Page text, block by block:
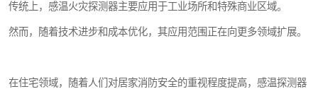
传统上，感温火灾探测器主要应用于工业场所和特殊商业区域。
然而，随着技术进步和成本优化，其应用范围正在向更多领域扩展。
在住宅领域，随着人们对居家消防安全的重视程度提高，感温探测器